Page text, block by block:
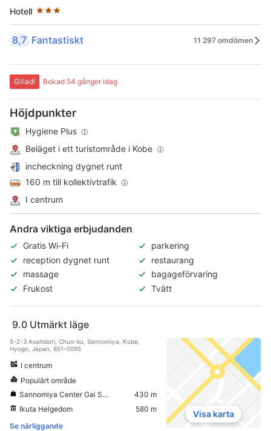
Hotell
8,7 Fantastiskt 11 297 omdömen
Gillad! Bokad 54 gånger idag
Höjdpunkter
Hygiene Plus
Beläget i ett turistområde i Kobe
incheckning dygnet runt
160 m till kollektivtrafik
I centrum
Andra viktiga erbjudanden
Gratis Wi-Fi
parkering
reception dygnet runt
restaurang
massage
bagageförvaring
Frukost
Tvätt
9.0 Utmärkt läge
5-2-3 Asahidori, Chuo-ku, Sannomiya, Kobe,
Hyogo, Japan, 651-0095
I centrum
Populärt område
Sannomiya Center Gai Shopping Street
430 m
Ikuta Helgedom
580 m
Se närliggande
Visa karta